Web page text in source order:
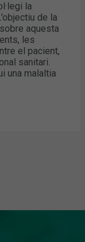
la
de la
aquesta
les
el pacient,
sanitari.
una malaltia